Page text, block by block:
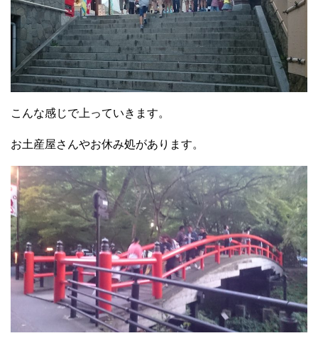
こんな感じで上っていきます。
お土産屋さんやお休み処があります。